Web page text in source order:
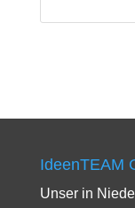
IdeenTEAM
Unser in